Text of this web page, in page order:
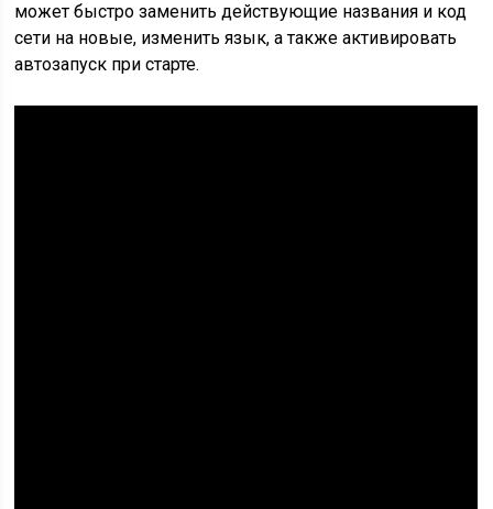
может быстро заменить действующие названия и код
сети на новые, изменить язык, а также активировать
автозапуск при старте.